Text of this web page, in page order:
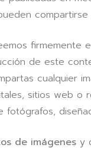
compartirse
firmemente
de este
cualquier
sitios web o
fotógrafos,
de imágenes y